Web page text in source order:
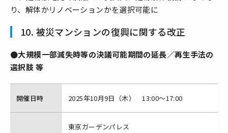
り、解体かリノベーションかを選択可能に
10. 被災マンションの復興に関する改正
●大規模一部滅失時等の決議可能期間の延長／再生手法の
選択肢 等
開催日時 2025年10月9日（木） 13:00～17:00
東京ガーデンパレス